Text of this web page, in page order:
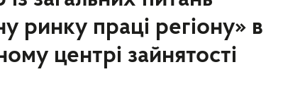
ринку праці регіону» в
центрі зайнятості